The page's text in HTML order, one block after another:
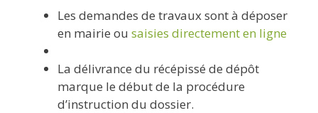
Les demandes de travaux sont à déposer
en mairie ou saisies directement en ligne
La délivrance du récépissé de dépôt
marque le début de la procédure
d’instruction du dossier.